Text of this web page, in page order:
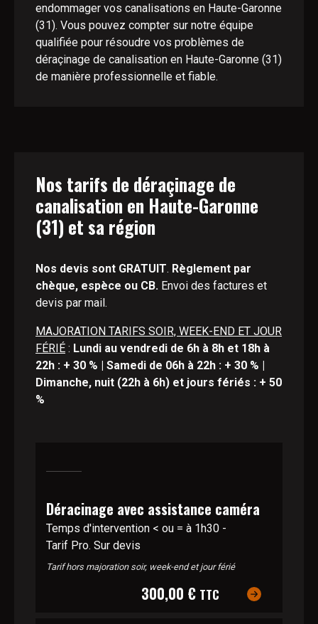
endommager vos canalisations en Haute-Garonne
(31). Vous pouvez compter sur notre équipe
qualifiée pour résoudre vos problèmes de
déraçinage de canalisation en Haute-Garonne (31)
de manière professionnelle et fiable.
Nos tarifs de déraçinage de
canalisation en Haute-Garonne
(31) et sa région
Nos devis sont GRATUIT. Règlement par
chèque, espèce ou CB. Envoi des factures et
devis par mail.
MAJORATION TARIFS SOIR, WEEK-END ET JOUR
FÉRIÉ : Lundi au vendredi de 6h à 8h et 18h à
22h : + 30 % | Samedi de 06h à 22h : + 30 % |
Dimanche, nuit (22h à 6h) et jours fériés : + 50
%
Déracinage avec assistance caméra
Temps d'intervention < ou = à 1h30 -
Tarif Pro. Sur devis
Tarif hors majoration soir, week-end et jour férié
300,00 € TTC